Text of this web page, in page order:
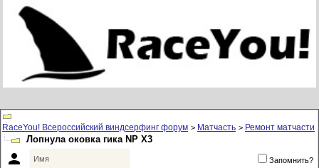
RaceYou! Всероссийский виндсерфинг форум > Матчасть > Ремонт матчасти
Лопнула оковка гика NP X3
 Запомнить?